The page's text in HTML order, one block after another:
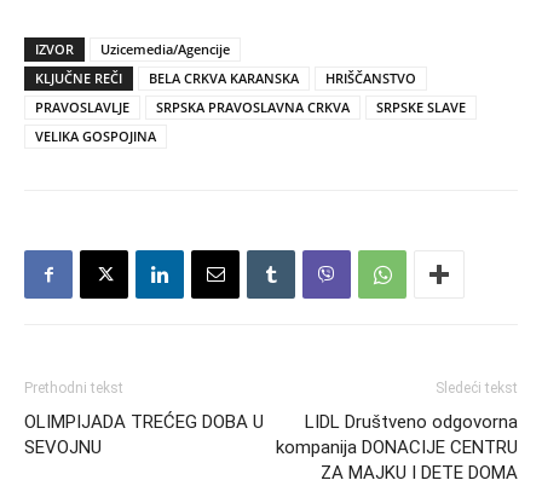
IZVOR
Uzicemedia/Agencije
KLJUČNE REČI
BELA CRKVA KARANSKA
HRIŠČANSTVO
PRAVOSLAVLJE
SRPSKA PRAVOSLAVNA CRKVA
SRPSKE SLAVE
VELIKA GOSPOJINA
Prethodni tekst
OLIMPIJADA TREĆEG DOBA U
SEVOJNU
Sledeći tekst
LIDL Društveno odgovorna
kompanija DONACIJE CENTRU
ZA MAJKU I DETE DOMA